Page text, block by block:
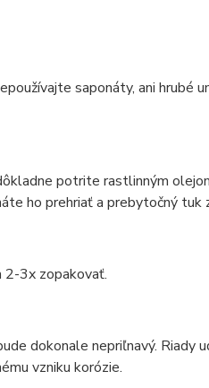
saponáty, ani hrubé
potrite rastlinným
ho prehriať a prebytočný tuk
2-3x zopakovať.
dokonale nepriľnavý. Riady
vzniku korózie.